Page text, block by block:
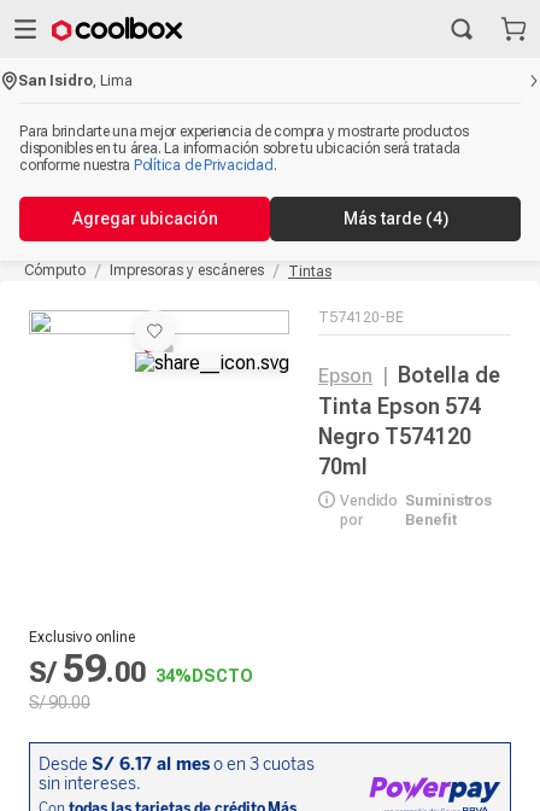
San Isidro ,Lima
Para brindarte una mejor experiencia de compra y mostrarte productos
disponibles en tu área. La información sobre tu ubicación será tratada
conforme nuestra Política de Privacidad .
Agregar ubicación Más tarde (4)
Cómputo Impresoras y escáneres Tintas
T574120-BE
Epson
Botella de
Tinta Epson 574
Negro T574120
70ml
Vendido
por
Suministros
Benefit
Exclusivo online
S/ 59.00 34% DSCTO
S/90.00